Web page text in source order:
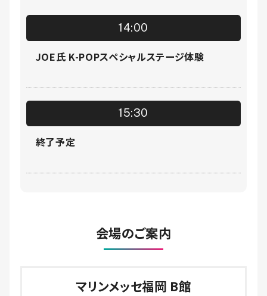
14:00
JOE氏 K-POPスペシャルステージ体験
15:30
終了予定
会場のご案内
マリンメッセ福岡 B館